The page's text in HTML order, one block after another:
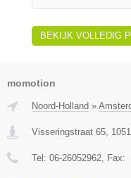
BEKIJK VOLLEDIG
momotion
Noord-Holland »
Visseringstraat 65,
Tel: 06-26052962, Fax: